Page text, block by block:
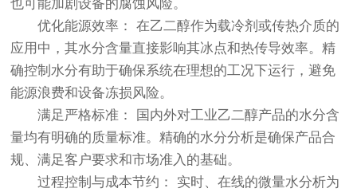
也可能加剧设备的腐蚀风险。
优化能源效率： 在乙二醇作为载冷剂或传热介质的
应用中，其水分含量直接影响其冰点和热传导效率。精
确控制水分有助于确保系统在理想的工况下运行，避免
能源浪费和设备冻损风险。
满足严格标准： 国内外对工业乙二醇产品的水分含
量均有明确的质量标准。精确的水分分析是确保产品合
规、满足客户要求和市场准入的基础。
过程控制与成本节约： 实时、在线的微量水分析为